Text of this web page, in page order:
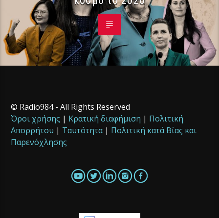
© Radio984 - All Rights Reserved
Όροι χρήσης | Κρατική διαφήμιση | Πολιτική
Απορρήτου | Ταυτότητα| Πολιτική κατά Βίας και
Παρενόχλησης